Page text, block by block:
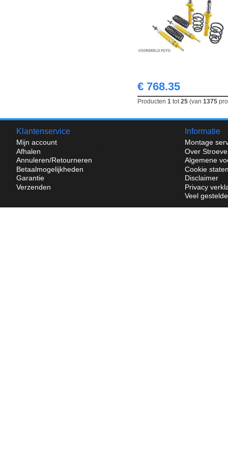
€ 768.35
Producten 1 tot 25 (van 1375
Klantenservice
Mijn account
Afhalen
Annuleren/Retourneren
Betaalmogelijkheden
Garantie
Verzenden
Informatie
Montage
Over
Algemene
Cookie
Disclaimer
Privacy
Veel